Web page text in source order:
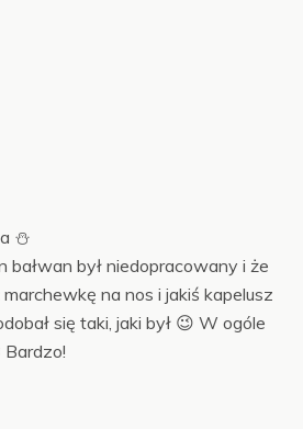
⛄
bałwan był niedopracowany i że
na nos i jakiś kapelusz
się taki, jaki był 😉 W ogóle